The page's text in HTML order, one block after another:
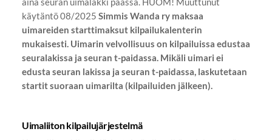
käytäntö 08/2025 Simmis Wanda ry maksaa
uimareiden starttimaksut kilpailukalenterin
mukaisesti. Uimarin velvollisuus on kilpailuissa edustaa
seuralakissa ja seuran t-paidassa. Mikäli uimari ei
edusta seuran lakissa ja seuran t-paidassa, laskutetaan
startit suoraan uimarilta (kilpailuiden jälkeen).
Uimaliiton kilpailujärjestelmä